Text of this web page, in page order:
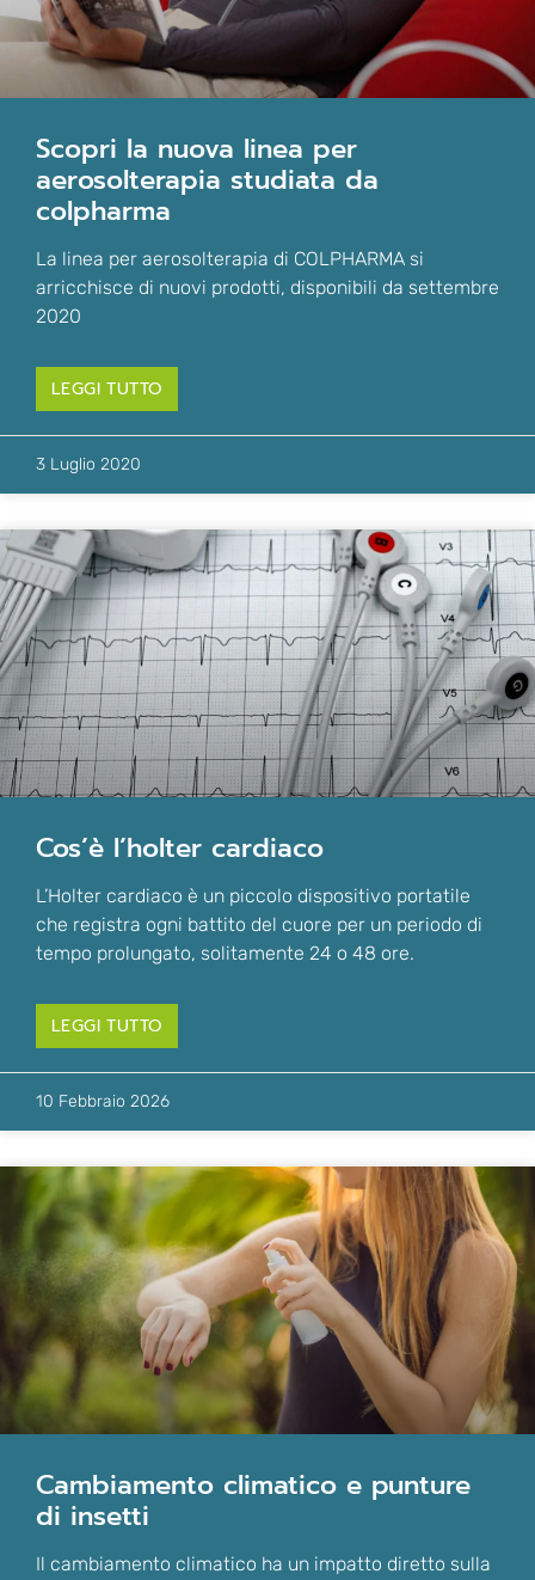
scopri la nuova linea per
aerosolterapia studiata da
colpharma
La linea per aerosolterapia di COLPHARMA si
arricchisce di nuovi prodotti, disponibili da settembre
2020
LEGGI TUTTO
3 Luglio 2020
cos’è l’holter cardiaco
L’Holter cardiaco è un piccolo dispositivo portatile
che registra ogni battito del cuore per un periodo di
tempo prolungato, solitamente 24 o 48 ore.
LEGGI TUTTO
10 Febbraio 2026
cambiamento climatico e punture
di insetti
Il cambiamento climatico ha un impatto diretto sulla